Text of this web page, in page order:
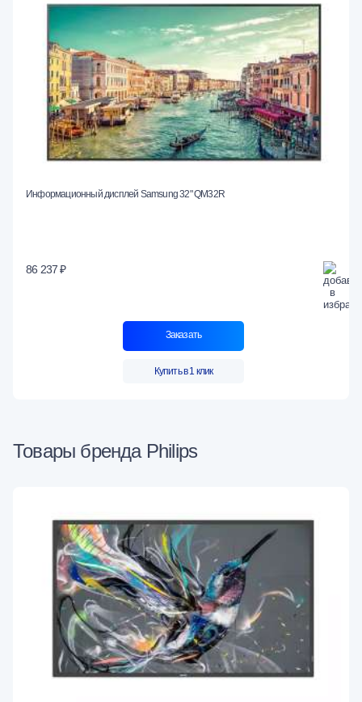
Информационный дисплей Samsung 32" QM32R
86 237 ₽
Заказать
Купить в 1 клик
Товары бренда Philips